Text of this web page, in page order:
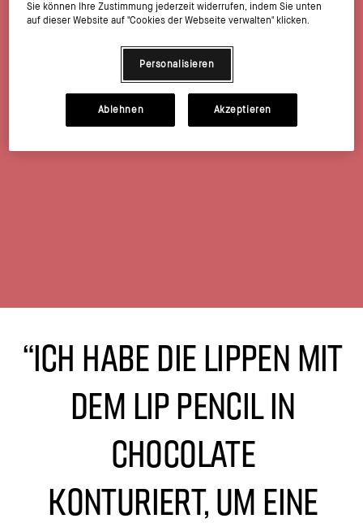
“Ich habe die Lippen mit
dem Lip Pencil in
Chocolate
konturiert, um eine
Sie können Ihre Zustimmung jederzeit widerrufen, indem Sie unten
auf dieser Website auf "Cookies der Webseite verwalten" klicken.
Personalisieren
Ablehnen Akzeptieren